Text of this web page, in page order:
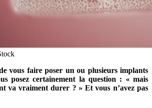
vous faire poser un ou plusieurs implants
posez certainement la question : « mais
va vraiment durer ? » Et vous n’avez pas